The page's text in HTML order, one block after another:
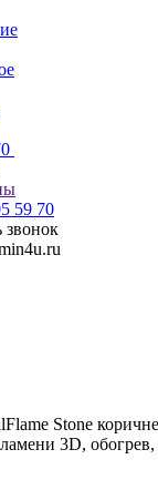
59 70
звонок
Stone
3D, обогрев,